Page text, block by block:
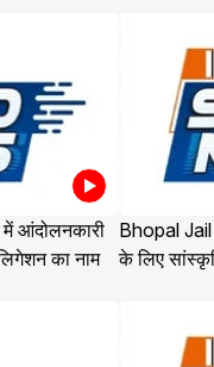
आंदोलनकारी
का नाम
Bhopal Jail
के लिए